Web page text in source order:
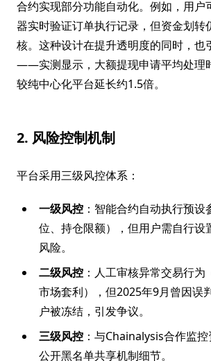
合约实现部分功能自动化。例如，用户
器实时验证订单执行记录，但资金划转
核。这种设计在提升透明度的同时，也
——实测显示，大额提现申请平均处理
较纯中心化平台延长约1.5倍。
2. 风险控制机制
平台采用三级风控体系：
一级风控 ：智能合约自动执行预
位、持仓限额），但用户需自行设
风险。
二级风控 ：人工审核异常交易行
市场套利），但2025年9月曾因误
户被冻结，引发争议。
三级风控 ：与Chainalysis合作监
公开黑名单共享机制细节。